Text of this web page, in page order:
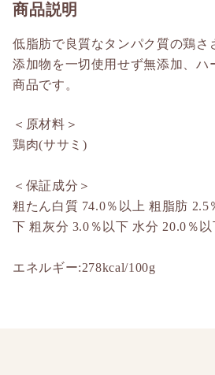
商品説明
低脂肪で良質なタンパク質の鶏さ
添加物を一切使用せず無添加、ハ
商品です。
＜原材料＞
鶏肉(ササミ)
＜保証成分＞
粗たん白質 74.0％以上 粗脂肪 2.5
下 粗灰分 3.0％以下 水分 20.0％以
エネルギー:278kcal/100g